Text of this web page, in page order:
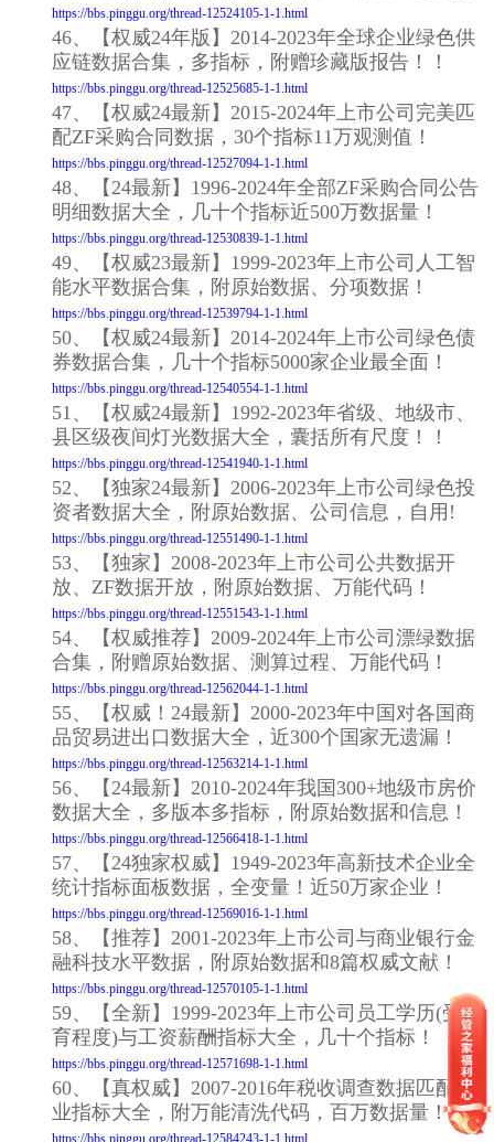
https://bbs.pinggu.org/thread-12524105-1-1.html
46、【权威24年版】2014-2023年全球企业绿色供
应链数据合集，多指标，附赠珍藏版报告！！
https://bbs.pinggu.org/thread-12525685-1-1.html
47、【权威24最新】2015-2024年上市公司完美匹
配ZF采购合同数据，30个指标11万观测值！
https://bbs.pinggu.org/thread-12527094-1-1.html
48、【24最新】1996-2024年全部ZF采购合同公告
明细数据大全，几十个指标近500万数据量！
https://bbs.pinggu.org/thread-12530839-1-1.html
49、【权威23最新】1999-2023年上市公司人工智
能水平数据合集，附原始数据、分项数据！
https://bbs.pinggu.org/thread-12539794-1-1.html
50、【权威24最新】2014-2024年上市公司绿色债
券数据合集，几十个指标5000家企业最全面！
https://bbs.pinggu.org/thread-12540554-1-1.html
51、【权威24最新】1992-2023年省级、地级市、
县区级夜间灯光数据大全，囊括所有尺度！！
https://bbs.pinggu.org/thread-12541940-1-1.html
52、【独家24最新】2006-2023年上市公司绿色投
资者数据大全，附原始数据、公司信息，自用!
https://bbs.pinggu.org/thread-12551490-1-1.html
53、【独家】2008-2023年上市公司公共数据开
放、ZF数据开放，附原始数据、万能代码！
https://bbs.pinggu.org/thread-12551543-1-1.html
54、【权威推荐】2009-2024年上市公司漂绿数据
合集，附赠原始数据、测算过程、万能代码！
https://bbs.pinggu.org/thread-12562044-1-1.html
55、【权威！24最新】2000-2023年中国对各国商
品贸易进出口数据大全，近300个国家无遗漏！
https://bbs.pinggu.org/thread-12563214-1-1.html
56、【24最新】2010-2024年我国300+地级市房价
数据大全，多版本多指标，附原始数据和信息！
https://bbs.pinggu.org/thread-12566418-1-1.html
57、【24独家权威】1949-2023年高新技术企业全
统计指标面板数据，全变量！近50万家企业！
https://bbs.pinggu.org/thread-12569016-1-1.html
58、【推荐】2001-2023年上市公司与商业银行金
融科技水平数据，附原始数据和8篇权威文献！
https://bbs.pinggu.org/thread-12570105-1-1.html
59、【全新】1999-2023年上市公司员工学历(受教
育程度)与工资薪酬指标大全，几十个指标！
https://bbs.pinggu.org/thread-12571698-1-1.html
60、【真权威】2007-2016年税收调查数据匹配企
业指标大全，附万能清洗代码，百万数据量！
https://bbs.pinggu.org/thread-12584243-1-1.html